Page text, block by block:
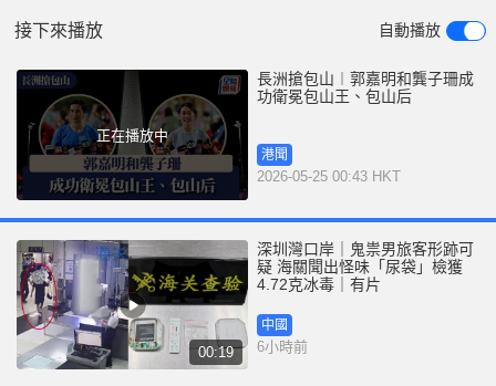
e
接下來播放 自動播放
正在播放中
長洲搶包山︱郭嘉明和龔子珊成
功衛冕包山王、包山后
港聞
2026-05-25 00:43 HKT
00:19
深圳灣口岸｜鬼祟男旅客形跡可
疑 海關聞出怪味「尿袋」檢獲
4.72克冰毒｜有片
中國
6小時前